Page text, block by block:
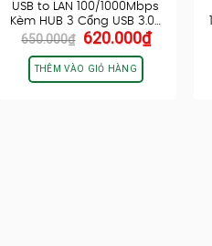
USB to LAN 100/1000Mbps
Kèm HUB 3 Cổng USB 3.0…
650.000₫
Giá
gốc
là:
650.000₫.
620.000₫Giá
THÊM VÀO GIỎ HÀNG